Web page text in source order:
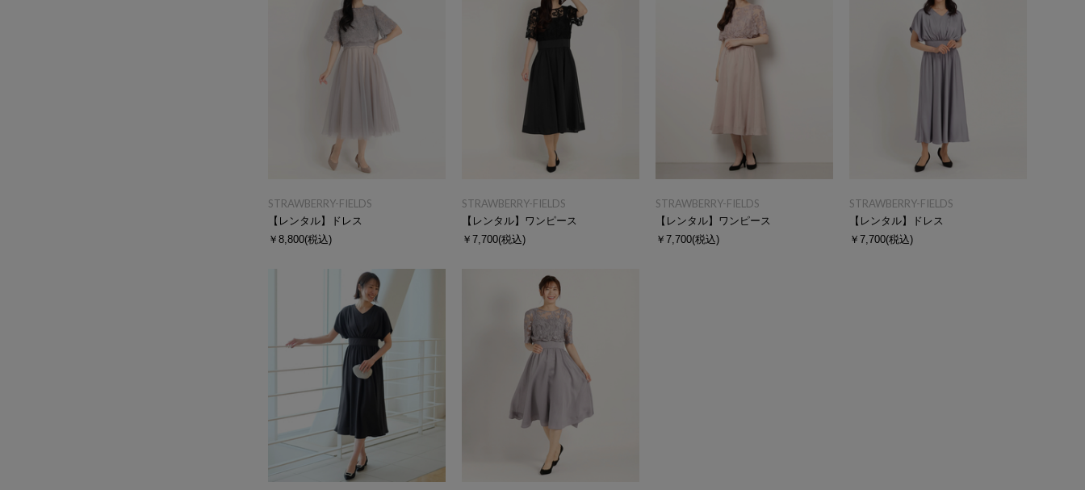
STRAWBERRY-FIELDS
【レンタル】ドレス
￥8,800(税込)
STRAWBERRY-FIELDS
【レンタル】ワンピース
￥7,700(税込)
STRAWBERRY-FIELDS
【レンタル】ワンピース
￥7,700(税込)
STRAWBERRY-FIELDS
【レンタル】ドレス
￥7,700(税込)